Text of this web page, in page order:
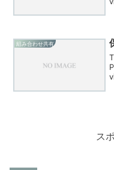
組み合わせ共有
ス